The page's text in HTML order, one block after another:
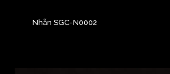
Nhẫn SGC-N0002